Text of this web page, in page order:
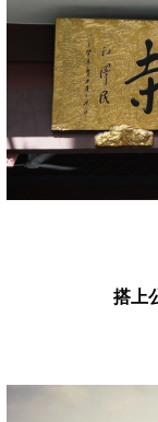
搭上